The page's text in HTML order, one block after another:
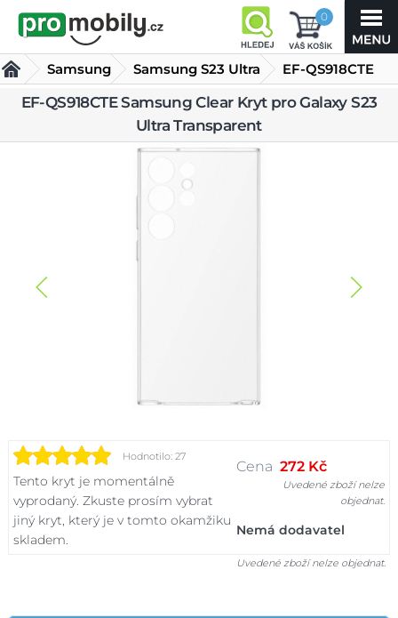
0
Samsung
Samsung S23 Ultra
Kryty Samsung S23 Ultra
EF-QS918CTE
Samsung Clear
Kryt pro Galaxy S23 Ultra
EF-QS918CTE Samsung Clear Kryt pro Galaxy S23
Ultra Transparent
Hodnotilo: 27
Tento kryt je momentálně
vyprodaný. Zkuste prosím vybrat
jiný kryt, který je v tomto okamžiku
skladem.
Cena 272 Kč
Uvedené zboží nelze
objednat.
Nemá dodavatel
Uvedené zboží nelze objednat.